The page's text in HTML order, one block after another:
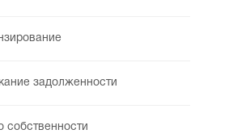
задолженности
собственности